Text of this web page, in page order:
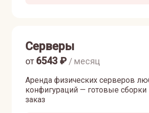
Серверы
Аренда физических серверов
конфигураций — готовые сборки
заказ
от 6543 ₽ / месяц